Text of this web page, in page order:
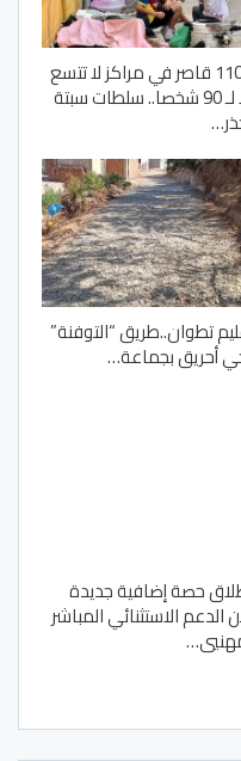
1100 قاصر في مراكز لا تتسع
إلا لـ 90 شخصا.. سلطات سبتة
تطوان..طريق “التوفنة”
أحريق بجماعة…
حصة إضافية جديدة
الدعم الاستثنائي المباشر